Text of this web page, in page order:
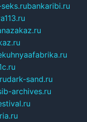
bankaribi.ru
dark-sand.ru
archives.ru